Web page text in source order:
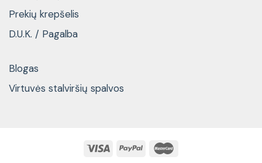
Prekių krepšelis
D.U.K. / Pagalba
Blogas
Virtuvės stalviršių spalvos